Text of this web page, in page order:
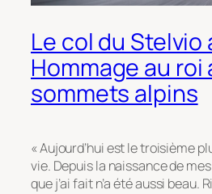
Le col du Stelvio
Hommage au
sommets alpins
« Aujourd’hui est le troisième
vie. Depuis la naissance de
que j’ai fait n’a été aussi beau.